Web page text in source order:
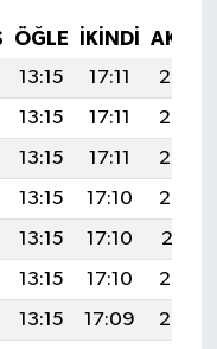
ÖĞLE İKINDI
13:15 17:11
20:34
13:15 17:11
20:33
13:15 17:11
20:32
13:15 17:10
20:32
13:15 17:10
20:31
13:15 17:10
20:30
13:15 17:09
20:28